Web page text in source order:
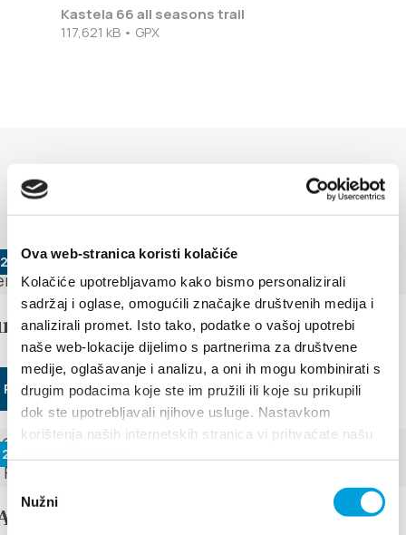
Ova web-stranica koristi kolačiće
Kolačiće upotrebljavamo kako bismo personalizirali
sadržaj i oglase, omogućili značajke društvenih medija i
analizirali promet. Isto tako, podatke o vašoj upotrebi
naše web-lokacije dijelimo s partnerima za društvene
medije, oglašavanje i analizu, a oni ih mogu kombinirati s
drugim podacima koje ste im pružili ili koje su prikupili
dok ste upotrebljavali njihove usluge. Nastavkom
korištenja naših internetskih stranica vi prihvaćate našu
pristanka
Nužni
Kastela 66 all seasons trail
117,621 kB • GPX
EVENTI
Scopri di più
the stars
PIÙ
- 29 giugno 2026
OF TRADITION, ECO ETHNO